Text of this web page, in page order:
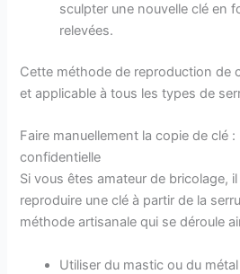
sculpter une nouvelle clé en
relevées.
Cette méthode de reproduction de
et applicable à tous les types de
Faire manuellement la copie de clé
confidentielle
Si vous êtes amateur de bricolage,
reproduire une clé à partir de la
méthode artisanale qui se déroule
Utiliser du mastic ou du